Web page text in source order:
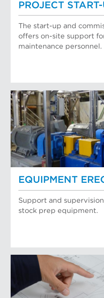
PROJECT
The start-up and
offers on-site support
maintenance personnel.
EQUIPMENT
Support and
stock prep equipment.